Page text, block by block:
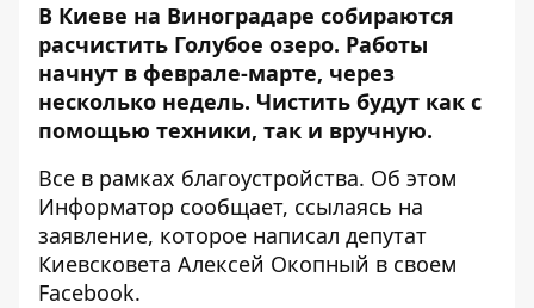
В Киеве на Виноградаре собираются
расчистить Голубое озеро. Работы
начнут в феврале-марте, через
несколько недель. Чистить будут как с
помощью техники, так и вручную.
Все в рамках благоустройства. Об этом
Информатор сообщает, ссылаясь на
заявление, которое написал депутат
Киевсковета Алексей Окопный в своем
Facebook.